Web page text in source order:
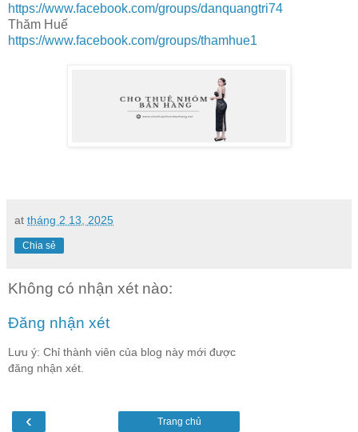
https://www.facebook.com/groups/danquangtri74
Thăm Huế
https://www.facebook.com/groups/thamhue1
at tháng 2 13, 2025
Chia sẻ
Không có nhận xét nào:
Đăng nhận xét
Lưu ý: Chỉ thành viên của blog này mới được
đăng nhận xét.
‹ Trang chủ